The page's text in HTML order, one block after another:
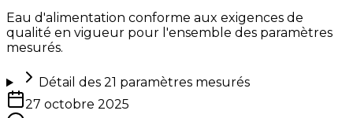
Eau d'alimentation conforme aux exigences de
qualité en vigueur pour l'ensemble des paramètres
mesurés.
Détail des 21 paramètres mesurés
27 octobre 2025